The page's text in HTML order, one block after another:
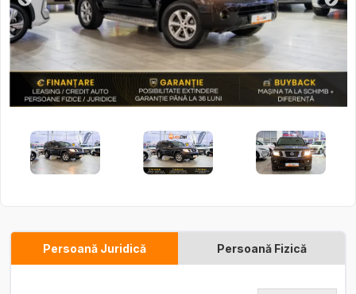
Persoană Juridică Persoană Fizică